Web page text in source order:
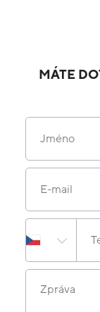
MÁTE
Jméno
E-mail
Zpráva